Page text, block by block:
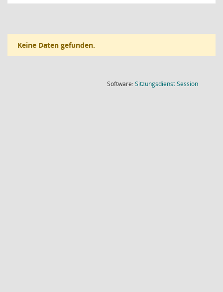
Keine Daten gefunden.
Software:SitzungsdienstSession(Wird in